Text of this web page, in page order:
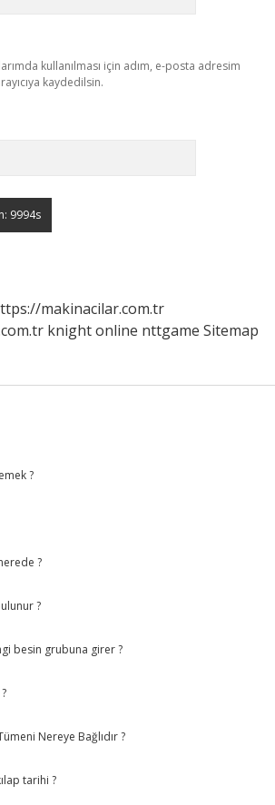
kullanılması için adım, e-posta adresim
kaydedilsin.
makinacilar.com.tr
knight online nttgame Sitemap
?
?
?
besin grubuna girer ?
Nereye Bağlıdır ?
tarihi ?